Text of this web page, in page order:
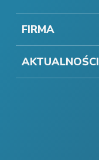
FIRMA
AKTUALNOŚCI